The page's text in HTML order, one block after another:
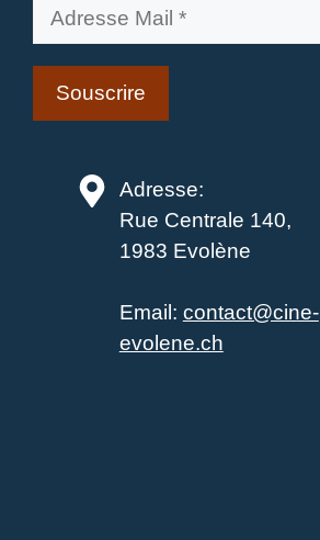
Adresse:
Rue Centrale 140,
1983 Evolène
Email: contact@cine-
evolene.ch